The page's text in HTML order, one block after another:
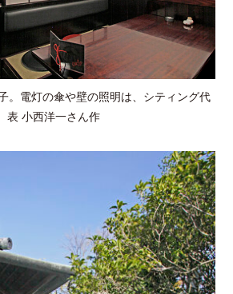
。電灯の傘や壁の照明は、シティング代
表 小西洋一さん作